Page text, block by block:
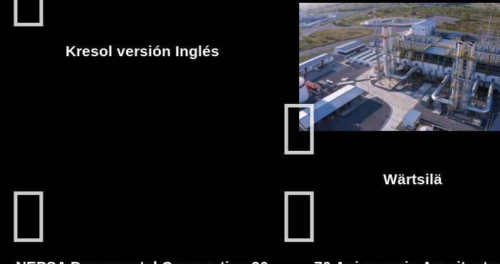
Kresol versión Inglés
Wärtsilä